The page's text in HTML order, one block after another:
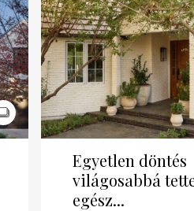
Egyetlen döntés
világosabbá
egész...